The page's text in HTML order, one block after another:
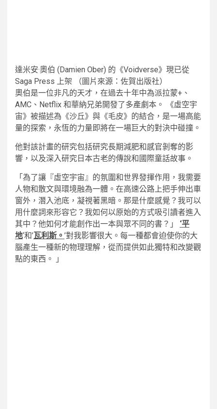
達米安·奧伯 (Damien Ober) 的《Voidverse》現已從
Saga Press 上架
（圖片來源：佐賀出版社）
奧伯是一位非凡的天才，在過去十年中為派拉蒙+、
AMC、Netflix 和華納兄弟開發了多產劇本。 《虛空宇
宙》被描述為《沙丘》與《毛皮》的結合，是一場高能
量的探索，永恆的力量即將在一場巨大的對決中碰撞。
他對該計畫的研究包括研究長期減肥和感官剝奪的影
響，以及深入研究日本古老的傳說和國際童話故事。
「為了讓『虛空宇宙』的氛圍和世界發揮作用，我需要
人物和散文與環境融為一體。在高速公路上把手伸出車
窗外，潛入池底，凝視著黑暗。那是什麼感覺？我可以
用什麼詞來形容它？我如何以原始的方式吸引讀者進入
其中？他如何才能創作出一本與眾不同的書？」 ‘平
地‘和’瓦利斯 。 ’對我影響很大。每一種都會迫使你的大
腦產生一種新的物理理解，從而提供如此獨特和改變觀
點的東西。 」